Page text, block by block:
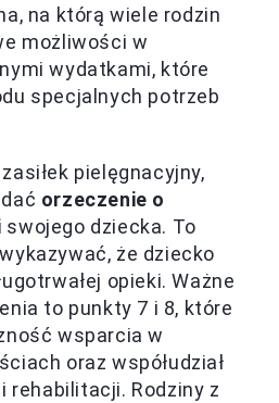
na którą wiele rodzin
możliwości w
wydatkami, które
specjalnych potrzeb
pielęgnacyjny,
orzeczenie o
swojego dziecka. To
że dziecko
opieki. Ważne
to punkty 7 i 8, które
wsparcia w
oraz współudział
rehabilitacji. Rodziny z